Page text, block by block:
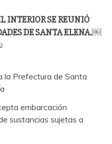
INTERIOR SE REUNIÓ
DE SANTA ELENA.￼
la Prefectura de Santa
embarcación
sustancias sujetas a